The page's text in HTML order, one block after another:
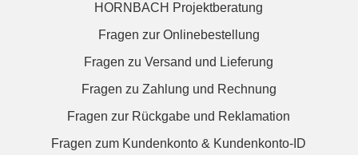
HORNBACH Projektberatung
Fragen zur Onlinebestellung
Fragen zu Versand und Lieferung
Fragen zu Zahlung und Rechnung
Fragen zur Rückgabe und Reklamation
Fragen zum Kundenkonto & Kundenkonto-ID